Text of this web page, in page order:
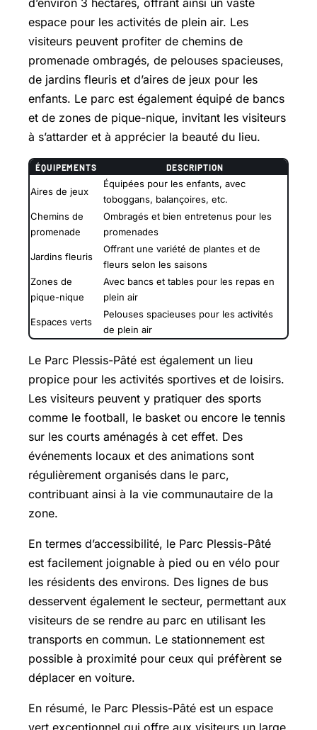
espace pour les activités de plein air. Les
visiteurs peuvent profiter de chemins de
promenade ombragés, de pelouses spacieuses,
de jardins fleuris et d’aires de jeux pour les
enfants. Le parc est également équipé de bancs
et de zones de pique-nique, invitant les visiteurs
à s’attarder et à apprécier la beauté du lieu.
ÉQUIPEMENTS DESCRIPTION
Aires de jeux
Équipées pour les enfants, avec
toboggans, balançoires, etc.
Chemins de
promenade
Ombragés et bien entretenus pour les
promenades
Jardins fleuris
Offrant une variété de plantes et de
fleurs selon les saisons
Zones de
pique-nique
Avec bancs et tables pour les repas en
plein air
Espaces verts
Pelouses spacieuses pour les activités
de plein air
Le Parc Plessis-Pâté est également un lieu
propice pour les activités sportives et de loisirs.
Les visiteurs peuvent y pratiquer des sports
comme le football, le basket ou encore le tennis
sur les courts aménagés à cet effet. Des
événements locaux et des animations sont
régulièrement organisés dans le parc,
contribuant ainsi à la vie communautaire de la
zone.
En termes d’accessibilité, le Parc Plessis-Pâté
est facilement joignable à pied ou en vélo pour
les résidents des environs. Des lignes de bus
desservent également le secteur, permettant aux
visiteurs de se rendre au parc en utilisant les
transports en commun. Le stationnement est
possible à proximité pour ceux qui préfèrent se
déplacer en voiture.
En résumé, le Parc Plessis-Pâté est un espace
vert exceptionnel qui offre aux visiteurs un large